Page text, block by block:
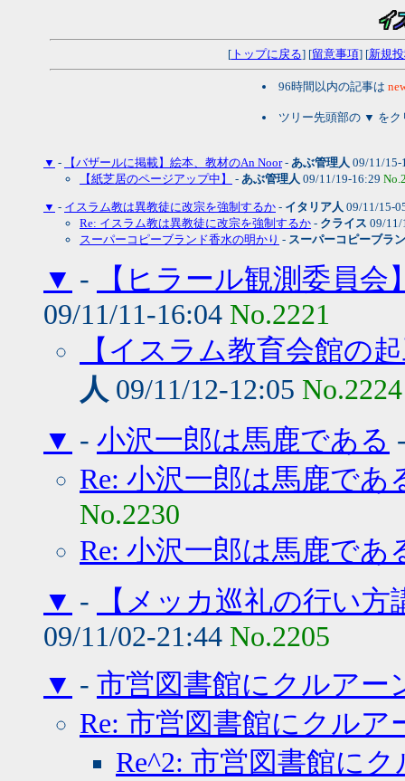
[トップに戻る] [留意事項] [新規
96時間以内の記事は
ツリー先頭部の ▼ をク
▼ - 【バザールに掲載】絵本、教材のAn Noor- あぶ管理人 09/11/
【紙芝居のページアップ中】
- あぶ管理人 09/11/19-16:29
▼ - イスラム教は異教徒に改宗を強制するか - イタリア人 09/11/15-
Re: イスラム教は異教徒に改宗を強制するか - クライス 09/
スーパーコピーブランド香水の明かり - スーパーコピーブラ
▼ -
【ヒラール観測委員
09/11/11-16:04 No.2221
【イスラム教育会館の
人 09/11/12-12:05 No.2224
▼ - 小沢一郎は馬鹿である
Re: 小沢一郎は馬鹿であ
No.2230
Re: 小沢一郎は馬鹿であ
▼ -
【メッカ巡礼の行い
09/11/02-21:44 No.2205
▼ - 市営図書館にクルアー
Re: 市営図書館にクルア
Re^2: 市営図書館に